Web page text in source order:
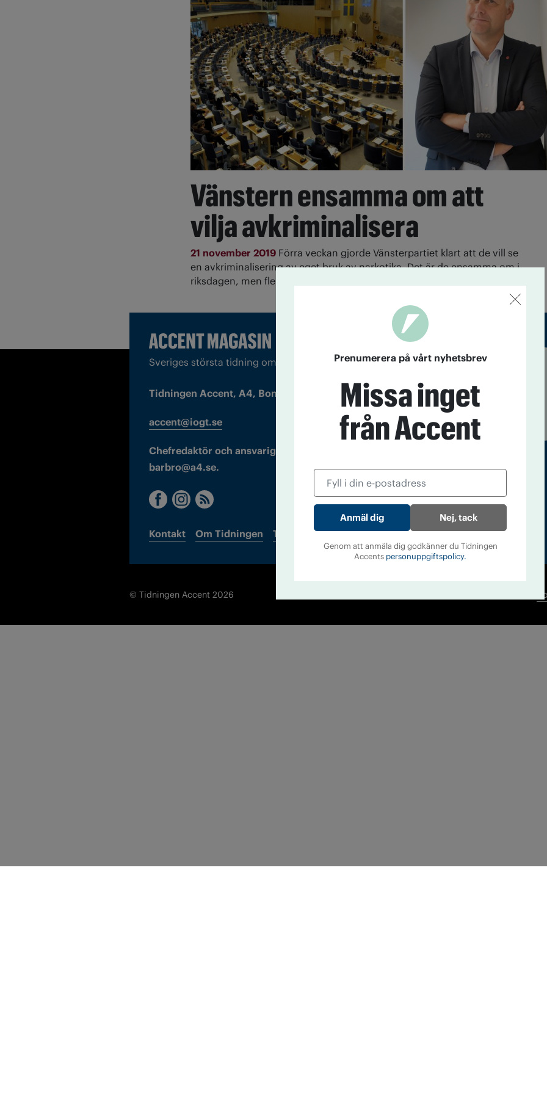
Vänstern ensamma om att
vilja avkriminalisera
21 november 2019 Förra veckan gjorde Vänsterpartiet klart att de vill se
en avkriminalisering av eget bruk av narkotika. Det är de ensamma om i
riksdagen, men flera ungdomsförbund är inne på samma linje.
Sveriges största tidning om droger och nykterhet
Tidningen Accent, A4, Bondegatan 21, 116 33 Stockholm
accent@iogt.se
Chefredaktör och ansvarig utgivare: Barbro Janson Lundkvist,
barbro@a4.se.
Kontakt Om Tidningen Tidningsarkiv In English
© Tidningen Accent 2026
Prenumerera på vårt nyhetsbrev
Missa inget
från Accent
Nej, tack
Genom att anmäla dig godkänner du Tidningen
Accents personuppgiftspolicy.